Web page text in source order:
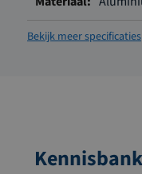
Bekijk meer specificaties
Kennisbank